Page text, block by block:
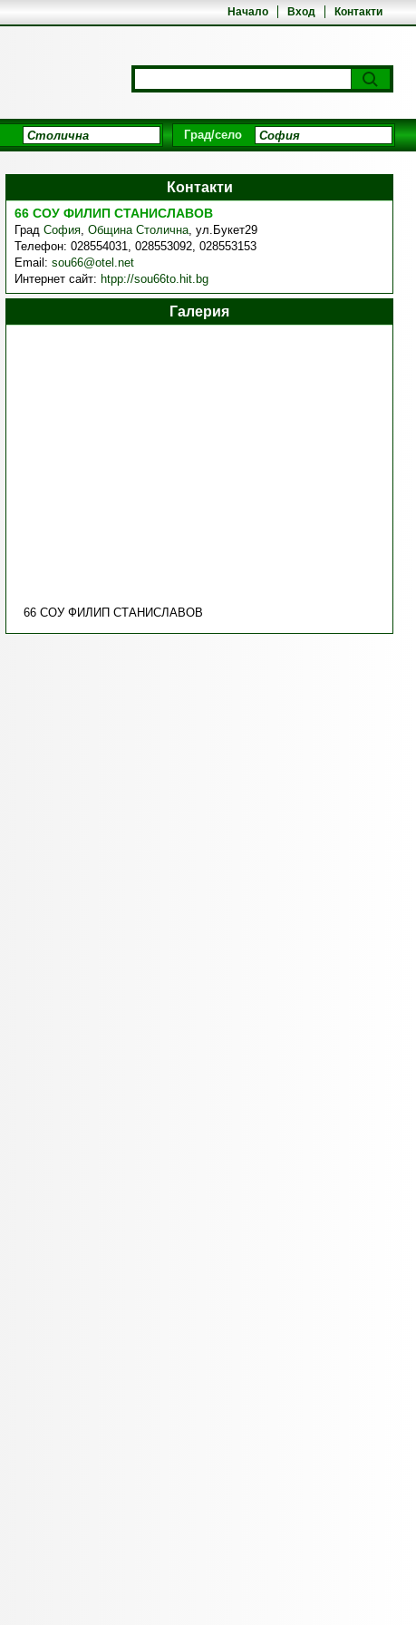
Начало Вход Контакти
Град/село
Контакти
66 СОУ ФИЛИП СТАНИСЛАВОВ
Град София, Община Столична, ул.Букет29
Телефон: 028554031, 028553092, 028553153
Email: sou66@otel.net
Интернет сайт: htpp://sou66to.hit.bg
Галерия
66 СОУ ФИЛИП СТАНИСЛАВОВ